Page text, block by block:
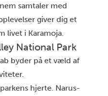
samtaler med
giver dig et
livet i Karamoja.
National Park
byder på et væld af
hjerte. Narus-